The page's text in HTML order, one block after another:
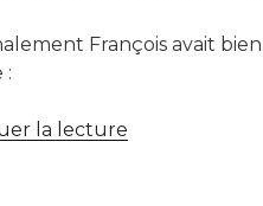
François avait
:
la lecturede